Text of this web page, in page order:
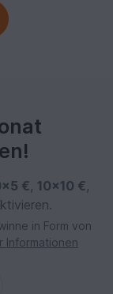
€, 10×10 €,
in Form von
Informationen